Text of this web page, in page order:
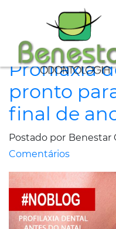
A
Clínica
Depoimentos
Dicas
de
Saúde
Profilaxia
pronto
final de
Postado por Benestar
Comentários